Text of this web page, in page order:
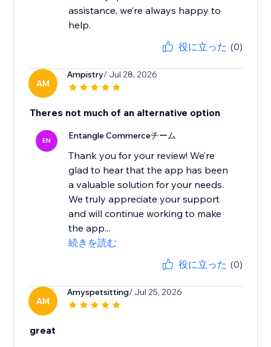
assistance, we’re always happy to
役に立った (0)
AM
Ampistry/ Jul 28, 2026
Theres not much of an alternative option
EN Entangle Commerceチーム
Thank you for your review! We’re
glad to hear that the app has been
a valuable solution for your needs.
We truly appreciate your support
and will continue working to make
the app...
続きを読む
役に立った (0)
AM
Amyspetsitting/ Jul 25, 2026
great